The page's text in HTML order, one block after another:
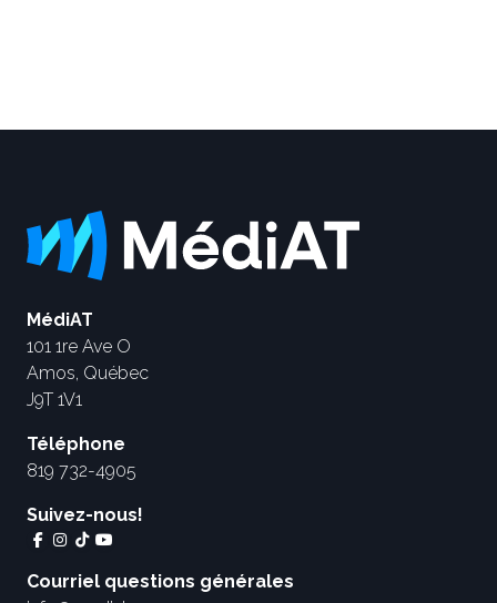
MédiAT
101 1re Ave O
Amos, Québec
J9T 1V1
Téléphone
819 732-4905
Suivez-nous!
Courriel questions générales